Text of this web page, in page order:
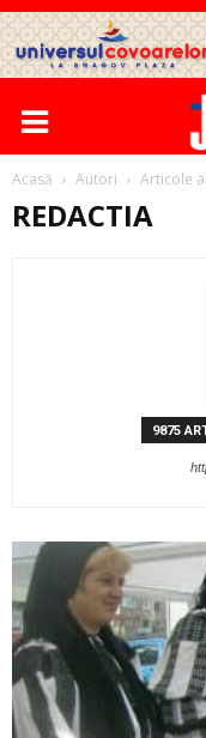
Acasă Autori Articole
REDACTIA
9875